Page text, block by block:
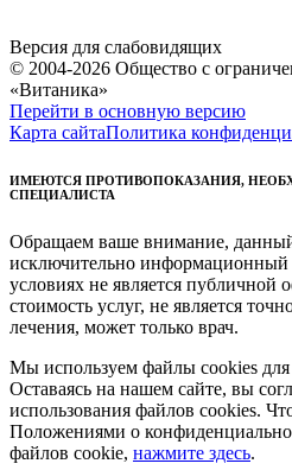
Версия для слабовидящих
© 2004-2026 Общество с
«Витаника»
Перейти в основную версию
Карта сайтаПолитика
ИМЕЮТСЯ ПРОТИВОПОКАЗАНИЯ,
СПЕЦИАЛИСТА
Обращаем ваше внимание,
исключительно информационный
условиях не является публичной
стоимость услуг, не является
лечения, может только врач.
Мы используем файлы cookies для
Оставаясь на нашем сайте, вы
использования файлов cookies.
Положениями о
файлов cookie, нажмите здесь.